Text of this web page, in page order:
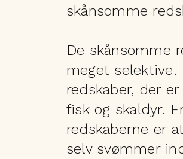
skånsomme
De skånsomme
meget selektive.
redskaber, der
fisk og skaldyr.
redskaberne er
selv svømmer